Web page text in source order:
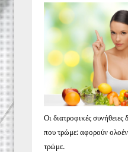
Οι διατροφικές
που τρώμε: αφορούν
τρώμε.